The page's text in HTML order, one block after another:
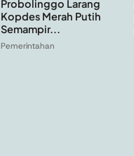
Probolinggo Larang
Kopdes Merah Putih
Semampir...
Pemerintahan